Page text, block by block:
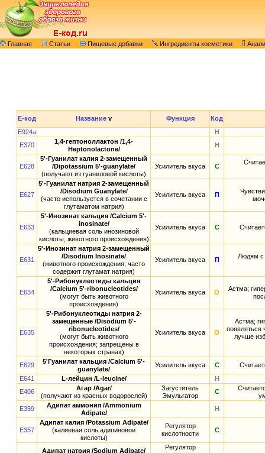
Главная Статьи Пищевые добавки Ингредиенты косметики
E-код Название v Функция
Код
E924a
Н
E370
1,4-гептоноллактон /1,4-
Heptonolactone/
Н
E628
5'-Гуанилат калия 2-замещенный
/Dipotassium 5'-guanylate/
(получают из гуаниловой кислоты)
Усилитель вкуса С
E627
5'-Гуанилат натрия 2-замещенный
/Disodium Guanylate/
(часто используется в сочетании с
глутаматом натрия)
Усилитель вкуса П
E633
5'-Инозинат кальция /Calcium 5'-
inosinate/
(кальциевая соль инозиновой
кислоты; животного происхождения)
Усилитель вкуса С
E631
5'-Инозинат натрия 2-замещенный
/Disodium Inosinate/
(животного происхождения; часто
содержит глутамат натрия)
Усилитель вкуса П Людям с
E634
5'-Рибонуклеотиды кальция
/Calcium 5'-ribonucleotides/
(могут быть животного
происхождения)
Усилитель вкуса О
Астма;
E635
5'-Рибонуклеотиды натрия 2-
замещенные /Disodium 5'-
ribonucleotides/
(могут быть животного
происхождения; запрещены в
некоторых странах)
Усилитель вкуса О
Астма;
появляться
лучше
E629
5'Гуанилат кальция /Calcium 5'-
guanylate/
Усилитель вкуса С
E641
L-лейцин /L-leucine/
Н
E406
Агар /Agar/
(получают из красных водорослей)
Загуститель
Эмульгатор
С
E359
Адипат аммония /Ammonium
Adipate/
Н
E357
Адипат калия /Potassium Adipate/
(калиевая соль адипиновои
кислоты)
Регулятор
кислотности
С
Адипат натрия /Sodium Adipate/
Регулятор